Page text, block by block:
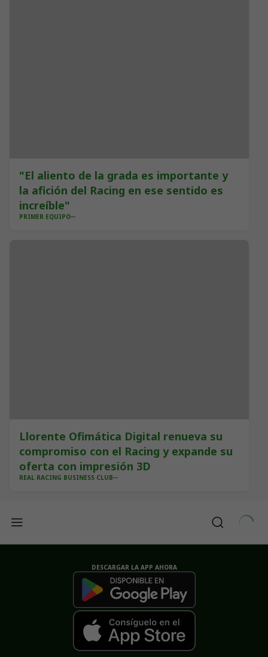
"El aliento de la grada es importante y
la afición del Racing en ese sentido es
increíble"
PRIMER EQUIPO
Llorente Ofimática Digital renueva su
compromiso con el Racing y expande su
oferta con impresión 3D
REAL RACING BUSINESS CLUB
DESCARGAR LA APP AHORA